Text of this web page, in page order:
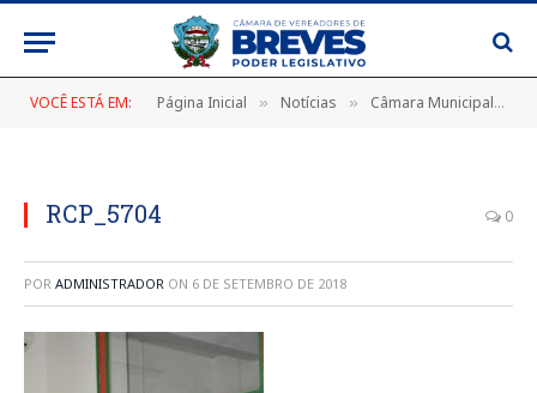
VOCÊ ESTÁ EM: Página Inicial » Notícias » Câmara Municipal com Nova Presidência
RCP_5704 0
POR ADMINISTRADOR ON 6 DE SETEMBRO DE 2018